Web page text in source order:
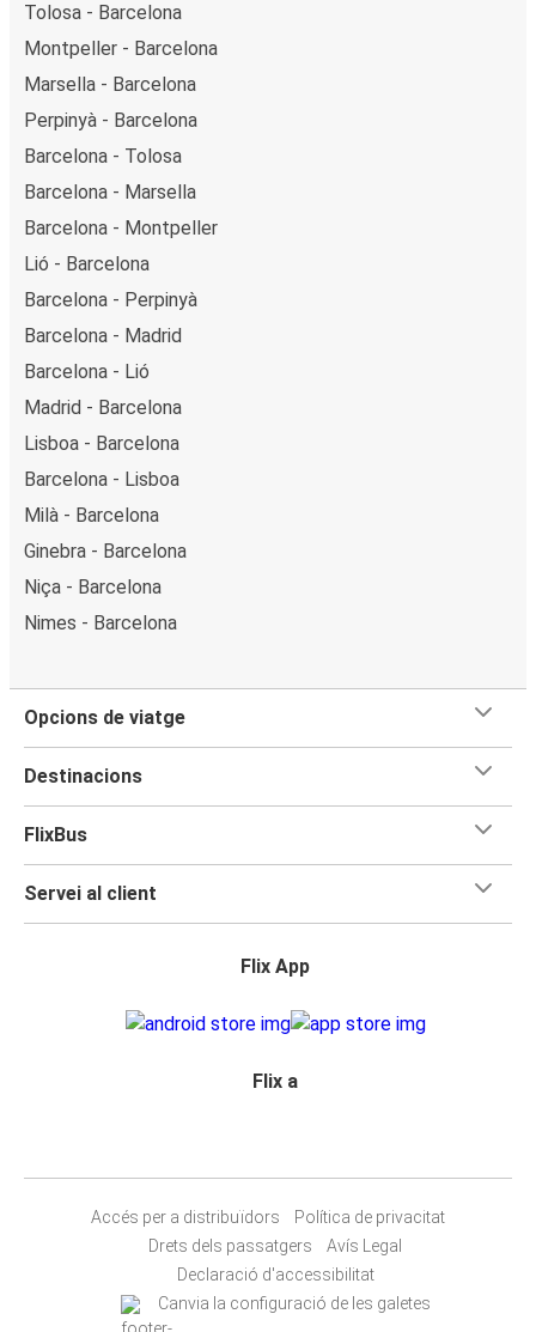
Tolosa - Barcelona
Montpeller - Barcelona
Marsella - Barcelona
Perpinyà - Barcelona
Barcelona - Tolosa
Barcelona - Marsella
Barcelona - Montpeller
Lió - Barcelona
Barcelona - Perpinyà
Barcelona - Madrid
Barcelona - Lió
Madrid - Barcelona
Lisboa - Barcelona
Barcelona - Lisboa
Milà - Barcelona
Ginebra - Barcelona
Niça - Barcelona
Nimes - Barcelona
Opcions de viatge
Destinacions
FlixBus
Servei al client
Flix App
Flix a
Accés per a distribuïdors
Política de privacitat
Drets dels passatgers
Avís Legal
Declaració d'accessibilitat
Canvia la configuració de les galetes